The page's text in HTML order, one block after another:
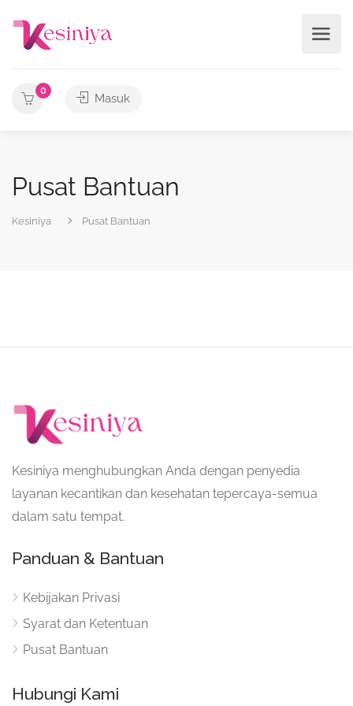
0
Masuk
Pusat Bantuan
Kesiniya Pusat Bantuan
Kesiniya menghubungkan Anda dengan penyedia
layanan kecantikan dan kesehatan tepercaya-semua
dalam satu tempat.
Panduan & Bantuan
Kebijakan Privasi
Syarat dan Ketentuan
Pusat Bantuan
Hubungi Kami